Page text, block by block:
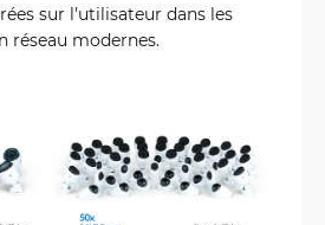
sur l'utilisateur dans les
réseau modernes.